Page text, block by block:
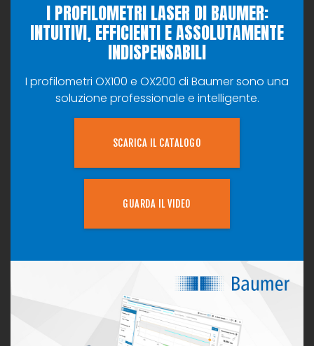
I PROFILOMETRI LASER DI BAUMER:
INTUITIVI, EFFICIENTI E ASSOLUTAMENTE
INDISPENSABILI
I profilometri OX100 e OX200 di Baumer sono una
soluzione professionale e intelligente.
SCARICA IL CATALOGO
GUARDA IL VIDEO